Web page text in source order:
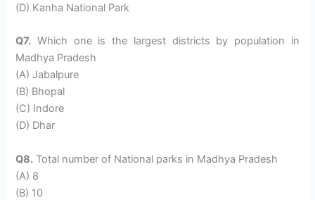
(D) Kanha National Park
Q7. Which one is the largest districts by population in
Madhya Pradesh
(A) Jabalpure
(B) Bhopal
(C) Indore
(D) Dhar
Q8. Total number of National parks in Madhya Pradesh
(A) 8
(B) 10